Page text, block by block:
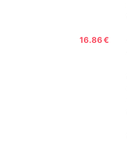
16.86 €